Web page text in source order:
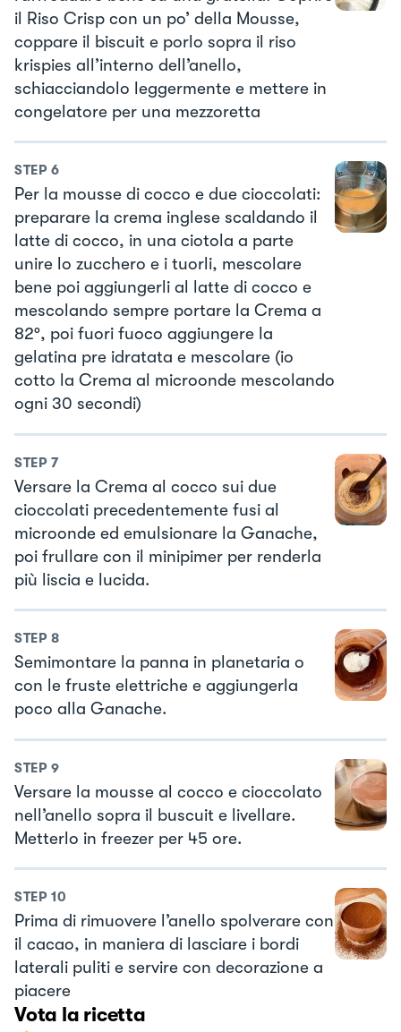
il Riso Crisp con un po’ della Mousse,
coppare il biscuit e porlo sopra il riso
krispies all’interno dell’anello,
schiacciandolo leggermente e mettere in
congelatore per una mezzoretta
STEP 6
Per la mousse di cocco e due cioccolati:
preparare la crema inglese scaldando il
latte di cocco, in una ciotola a parte
unire lo zucchero e i tuorli, mescolare
bene poi aggiungerli al latte di cocco e
mescolando sempre portare la Crema a
82°, poi fuori fuoco aggiungere la
gelatina pre idratata e mescolare (io
cotto la Crema al microonde mescolando
ogni 30 secondi)
STEP 7
Versare la Crema al cocco sui due
cioccolati precedentemente fusi al
microonde ed emulsionare la Ganache,
poi frullare con il minipimer per renderla
più liscia e lucida.
STEP 8
Semimontare la panna in planetaria o
con le fruste elettriche e aggiungerla
poco alla Ganache.
STEP 9
Versare la mousse al cocco e cioccolato
nell’anello sopra il buscuit e livellare.
Metterlo in freezer per 45 ore.
STEP 10
Prima di rimuovere l’anello spolverare con
il cacao, in maniera di lasciare i bordi
laterali puliti e servire con decorazione a
piacere
Vota la ricetta